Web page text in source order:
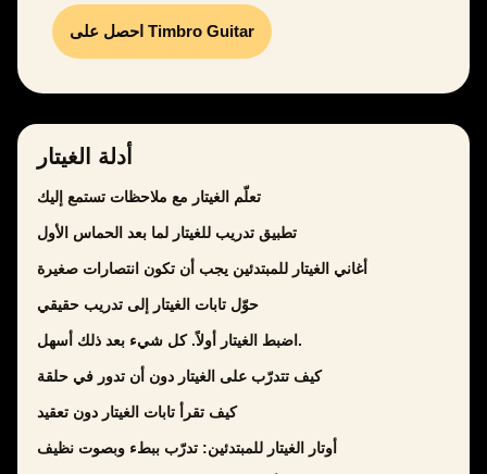
احصل على Timbro Guitar
أدلة الغيتار
تعلّم الغيتار مع ملاحظات تستمع إليك
تطبيق تدريب للغيتار لما بعد الحماس الأول
أغاني الغيتار للمبتدئين يجب أن تكون انتصارات صغيرة
حوّل تابات الغيتار إلى تدريب حقيقي
اضبط الغيتار أولاً. كل شيء بعد ذلك أسهل.
كيف تتدرّب على الغيتار دون أن تدور في حلقة
كيف تقرأ تابات الغيتار دون تعقيد
أوتار الغيتار للمبتدئين: تدرّب ببطء وبصوت نظيف